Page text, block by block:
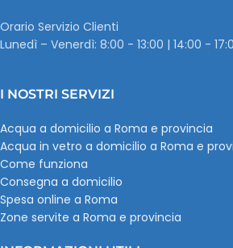
Orario Servizio Clienti
Lunedì – Venerdì: 8:00 - 13:00 | 14:00 -
I NOSTRI SERVIZI
Acqua a domicilio a Roma e provincia
Acqua in vetro a domicilio a Roma e
Come funziona
Consegna a domicilio
Spesa online a Roma
Zone servite a Roma e provincia